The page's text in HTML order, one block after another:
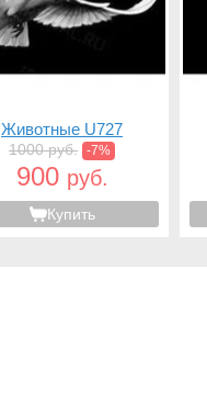
Животные U727
1000 руб. -7%
900 руб.
Купить